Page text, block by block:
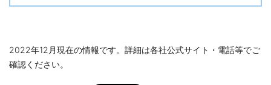
2022年12月現在の情報です。詳細は各社公式サイト・電話等でご
確認ください。